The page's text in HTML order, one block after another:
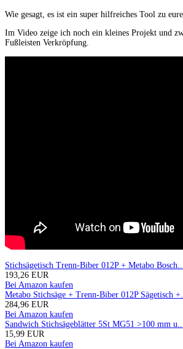
Wie gesagt, es ist ein super hilfreiches Tool zu
Im Video zeige ich noch ein kleines Projekt und
Fußleisten Verkröpfung.
Stichsägetisch Trenn-Biber 012P + Metabo Bosch...
193,26 EUR
Bei Amazon kaufen
Metabo Stichsäge + Trenn-Biber 012P Sägetisch +...
284,96 EUR
Bei Amazon kaufen
Sandwich Stichsägeblätter 5St MG51 >100 mm u....
15,99 EUR
Bei Amazon kaufen